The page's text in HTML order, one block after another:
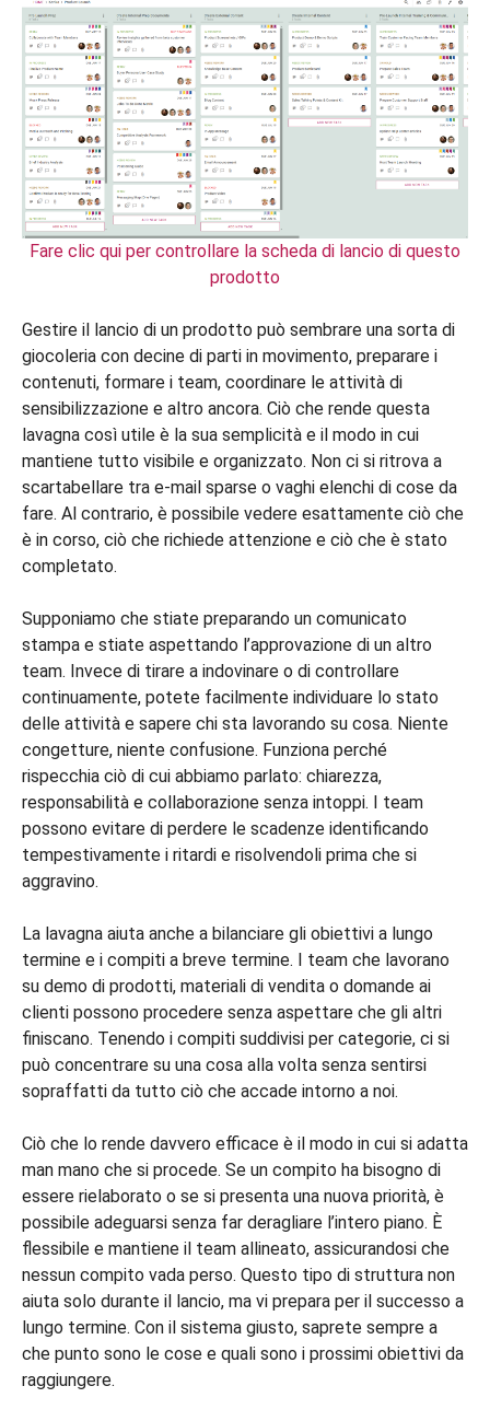
Fare clic qui per controllare la scheda di lancio di questo
prodotto
Gestire il lancio di un prodotto può sembrare una sorta di
giocoleria con decine di parti in movimento, preparare i
contenuti, formare i team, coordinare le attività di
sensibilizzazione e altro ancora. Ciò che rende questa
lavagna così utile è la sua semplicità e il modo in cui
mantiene tutto visibile e organizzato. Non ci si ritrova a
scartabellare tra e-mail sparse o vaghi elenchi di cose da
fare. Al contrario, è possibile vedere esattamente ciò che
è in corso, ciò che richiede attenzione e ciò che è stato
completato.
Supponiamo che stiate preparando un comunicato
stampa e stiate aspettando l’approvazione di un altro
team. Invece di tirare a indovinare o di controllare
continuamente, potete facilmente individuare lo stato
delle attività e sapere chi sta lavorando su cosa. Niente
congetture, niente confusione. Funziona perché
rispecchia ciò di cui abbiamo parlato: chiarezza,
responsabilità e collaborazione senza intoppi. I team
possono evitare di perdere le scadenze identificando
tempestivamente i ritardi e risolvendoli prima che si
aggravino.
La lavagna aiuta anche a bilanciare gli obiettivi a lungo
termine e i compiti a breve termine. I team che lavorano
su demo di prodotti, materiali di vendita o domande ai
clienti possono procedere senza aspettare che gli altri
finiscano. Tenendo i compiti suddivisi per categorie, ci si
può concentrare su una cosa alla volta senza sentirsi
sopraffatti da tutto ciò che accade intorno a noi.
Ciò che lo rende davvero efficace è il modo in cui si adatta
man mano che si procede. Se un compito ha bisogno di
essere rielaborato o se si presenta una nuova priorità, è
possibile adeguarsi senza far deragliare l’intero piano. È
flessibile e mantiene il team allineato, assicurandosi che
nessun compito vada perso. Questo tipo di struttura non
aiuta solo durante il lancio, ma vi prepara per il successo a
lungo termine. Con il sistema giusto, saprete sempre a
che punto sono le cose e quali sono i prossimi obiettivi da
raggiungere.